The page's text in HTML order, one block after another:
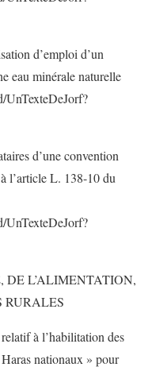
d’emploi d’un
eau minérale naturelle
d’une convention
l’article L. 138-10 du
DE L’ALIMENTATION,
RURALES
à l’habilitation des
nationaux » pour